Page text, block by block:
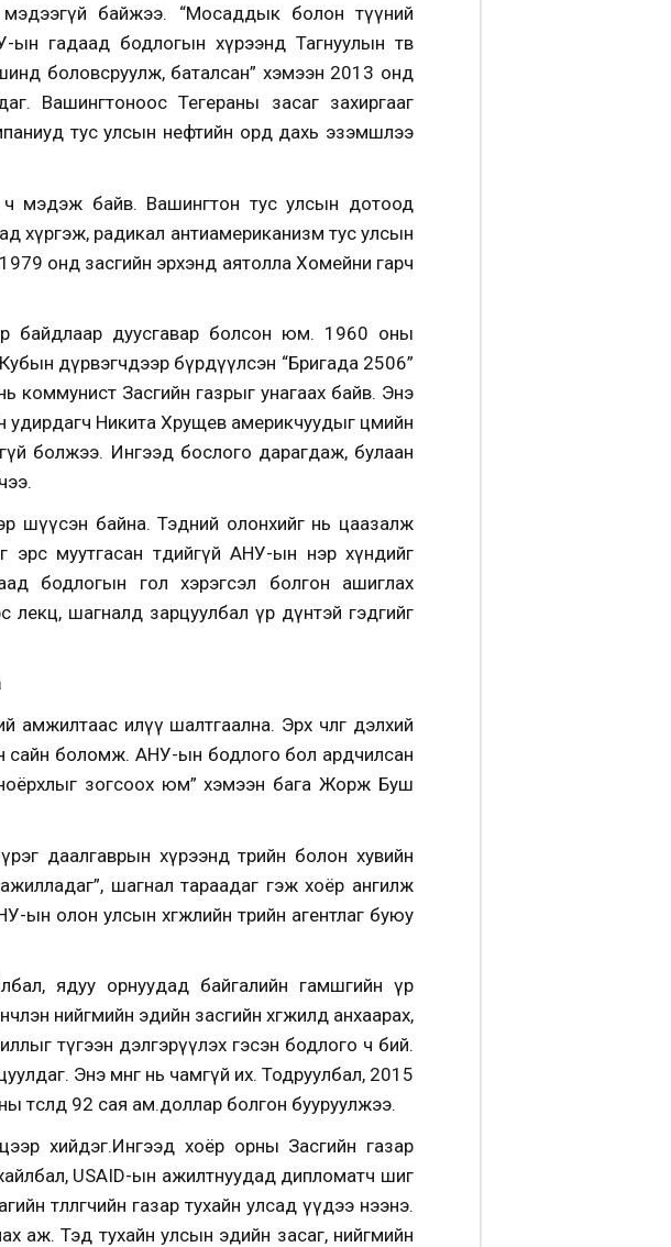
мэдээгүй байжээ. “Мосаддык болон түүний
ын гадаад бодлогын хүрээнд Тагнуулын төв
боловсруулж, баталсан” хэмээн 2013 онд
Вашингтоноос Тегераны засаг захиргааг
тус улсын нефтийн орд дахь эзэмшлээ
мэдэж байв. Вашингтон тус улсын дотоод
хүргэж, радикал антиамериканизм тус улсын
онд засгийн эрхэнд аятолла Хомейни гарч
байдлаар дуусгавар болсон юм. 1960 оны
дүрвэгчдээр бүрдүүлсэн “Бригада 2506”
коммунист Засгийн газрыг унагаах байв. Энэ
удирдагч Никита Хрущев америкчуудыг цөмийн
болжээ. Ингээд бослого дарагдаж, булаан
шүүсэн байна. Тэдний олонхийг нь цаазалж
эрс муутгасан төдийгүй АНУ-ын нэр хүндийг
бодлогын гол хэрэгсэл болгон ашиглах
лекц, шагналд зарцуулбал үр дүнтэй гэдгийг
амжилтаас илүү шалтгаална. Эрх чөлөөг дэлхий
сайн боломж. АНУ-ын бодлого бол ардчилсан
ноёрхлыг зогсоох юм” хэмээн бага Жорж Буш
даалгаврын хүрээнд төрийн болон хувийн
шагнал тараадаг гэж хоёр ангилж
олон улсын хөгжлийн төрийн агентлаг буюу
ядуу орнуудад байгалийн гамшгийн үр
нийгмийн эдийн засгийн хөгжилд анхаарах,
түгээн дэлгэрүүлэх гэсэн бодлого ч бий.
Энэ мөнгө нь чамгүй их. Тодруулбал, 2015
төсөлд 92 сая ам.доллар болгон бууруулжээ.
хийдэг.Ингээд хоёр орны Засгийн газар
USAID-ын ажилтнуудад дипломатч шиг
төлөөлөгчийн газар тухайн улсад үүдээ нээнэ.
аж. Тэд тухайн улсын эдийн засаг, нийгмийн